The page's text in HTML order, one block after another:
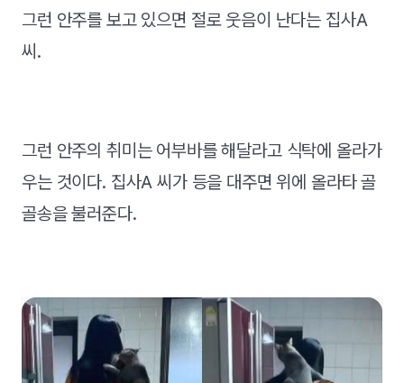
그런 안주를 보고 있으면 절로 웃음이 난다는 집사A
씨.
그런 안주의 취미는 어부바를 해달라고 식탁에 올라가
우는 것이다. 집사A 씨가 등을 대주면 위에 올라타 골
골송을 불러준다.